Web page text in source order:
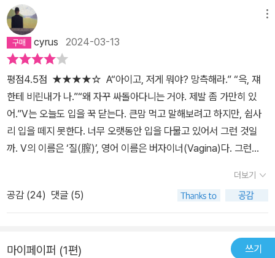
cyrus 2024-03-13
평점4.5점 ★★★★☆ A“아이고, 저게 뭐야? 망측해라.” “윽, 쟤
한테 비린내가 나.”“왜 자꾸 싸돌아다니는 거야. 제발 좀 가만히 있
어.”V는 오늘도 입을 꾹 닫는다. 큰맘 먹고 말해보려고 하지만, 쉽사
리 입을 떼지 못한다. 너무 오랫동안 입을 다물고 있어서 그런 것일
까. V의 이름은 ‘질(膣)’, 영어 이름은 버자이너(Vagina)다. 그런
부르지 않는다. 이름을 알면서도, 입 밖으로 내지 못한다. 그들은 V를
마주 보는 것도, 이름을 부르는 것조차 부끄러워한다. 웃긴 건 XY들
끼리 모여 있으면 언제 부끄러워했냐는 듯이 V를 속되게 부른다.V를
XY이지만, 사실 그들은 V를 엄청나게 좋아한다. XY가 좋아하는 V는
더보기
공감 (24) 댓글 (5)
마이페이퍼 (1편) 쓰기